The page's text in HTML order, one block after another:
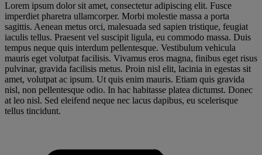
Lorem ipsum dolor sit amet, consectetur adipiscing elit. Fusce
imperdiet pharetra ullamcorper. Morbi molestie massa a porta
sagittis. Aenean metus orci, malesuada sed sapien tristique, feugiat
iaculis tellus. Praesent vel suscipit ligula, eu commodo massa. Duis
tempus neque quis interdum pellentesque. Vestibulum vehicula
mauris eget volutpat facilisis. Vivamus eros magna, finibus eget risus
pulvinar, gravida facilisis metus. Proin nisl elit, lacinia in egestas sit
amet, volutpat ac ipsum. Ut quis enim mauris. Etiam quis gravida
nisl, non pellentesque odio. In hac habitasse platea dictumst. Donec
at leo nisl. Sed eleifend neque nec lacus dapibus, eu scelerisque
tellus tincidunt.